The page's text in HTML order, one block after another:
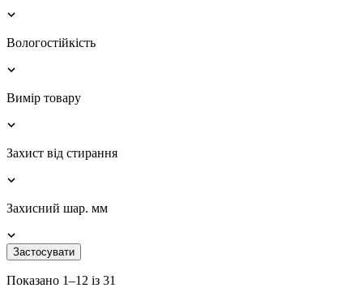
Вологостійкість
Вимір товару
Захист від стирання
Захисний шар. мм
Застосувати
Показано 1–12 із 31